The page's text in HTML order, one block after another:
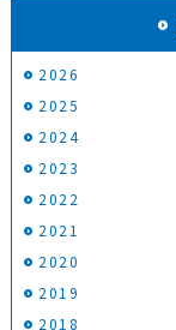
2026
2025
2024
2023
2022
2021
2020
2019
2018